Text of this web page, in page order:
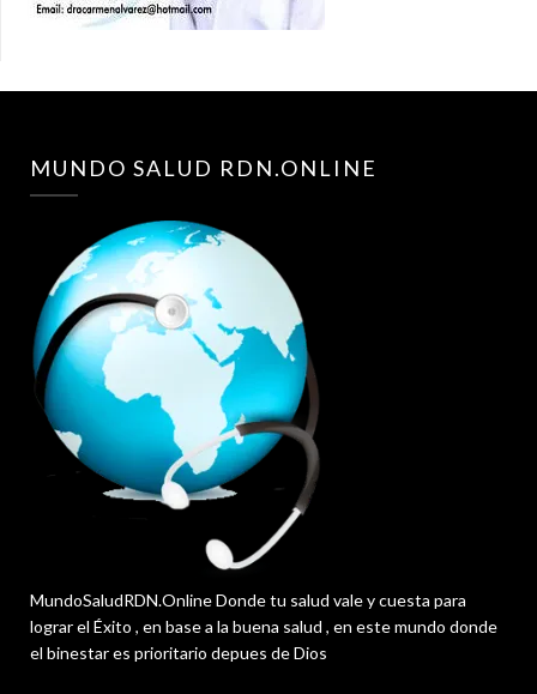
MUNDO SALUD RDN.ONLINE
MundoSaludRDN.Online Donde tu salud vale y cuesta para
lograr el Éxito , en base a la buena salud , en este mundo donde
el binestar es prioritario depues de Dios